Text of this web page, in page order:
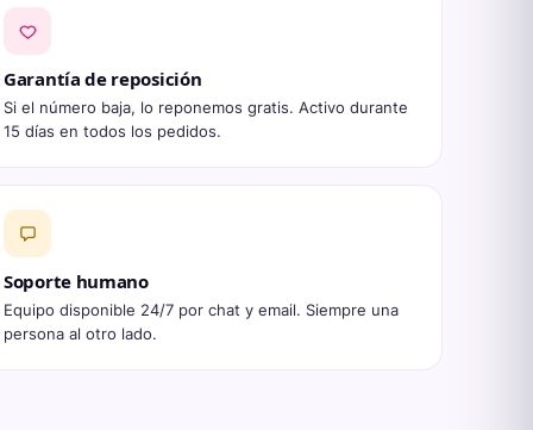
Garantía de reposición
Si el número baja, lo reponemos gratis. Activo durante
15 días en todos los pedidos.
Soporte humano
Equipo disponible 24/7 por chat y email. Siempre una
persona al otro lado.